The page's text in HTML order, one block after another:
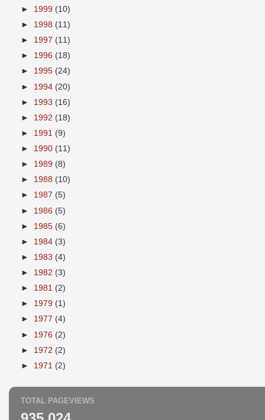
► 1999 (10)
► 1998 (11)
► 1997 (11)
► 1996 (18)
► 1995 (24)
► 1994 (20)
► 1993 (16)
► 1992 (18)
► 1991 (9)
► 1990 (11)
► 1989 (8)
► 1988 (10)
► 1987 (5)
► 1986 (5)
► 1985 (6)
► 1984 (3)
► 1983 (4)
► 1982 (3)
► 1981 (2)
► 1979 (1)
► 1977 (4)
► 1976 (2)
► 1972 (2)
► 1971 (2)
TOTAL PAGEVIEWS